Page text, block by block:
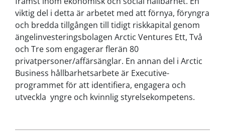
viktig del i detta är arbetet med att förnya, föryngra
och bredda tillgången till tidigt riskkapital genom
ängelinvesteringsbolagen Arctic Ventures Ett, Två
och Tre som engagerar flerän 80
privatpersoner/affärsänglar. En annan del i Arctic
Business hållbarhetsarbete är Executive-
programmet för att identifiera, engagera och
utveckla yngre och kvinnlig styrelsekompetens.